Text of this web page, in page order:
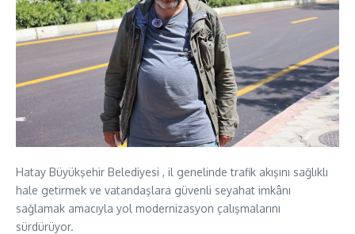
Hatay Büyükşehir Belediyesi , il genelinde trafik akışını sağlıklı
hale getirmek ve vatandaşlara güvenli seyahat imkânı
sağlamak amacıyla yol modernizasyon çalışmalarını
sürdürüyor.